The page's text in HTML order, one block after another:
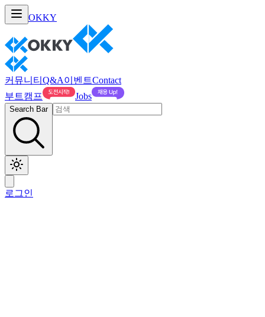
OKKY
커뮤니티 Q&A이벤트Contact
부트캠프
Jobs
Search Bar
로그인